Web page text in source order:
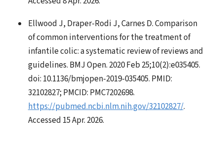
Ellwood J, Draper-Rodi J, Carnes D. Comparison
of common interventions for the treatment of
infantile colic: a systematic review of reviews and
guidelines. BMJ Open. 2020 Feb 25;10(2):e035405.
doi: 10.1136/bmjopen-2019-035405. PMID:
32102827; PMCID: PMC7202698.
https://pubmed.ncbi.nlm.nih.gov/32102827/.
Accessed 15 Apr. 2026.